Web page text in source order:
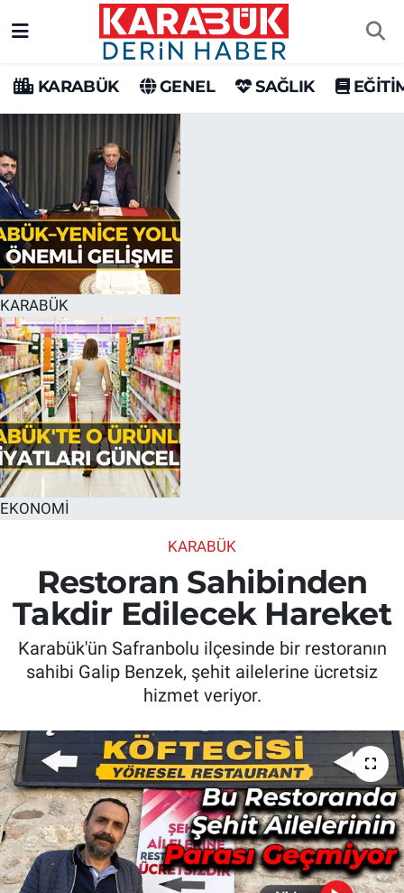
KARABÜK GENEL SAĞLIK
KARABÜK
EKONOMİ
KARABÜK
Restoran Sahibinden
Takdir Edilecek Hareket
Karabük'ün Safranbolu ilçesinde bir restoranın
sahibi Galip Benzek, şehit ailelerine ücretsiz
hizmet veriyor.
Karabük Hava Durumu
Karabük Trafik Yoğunluk Haritası
Süper Lig Puan Durumu ve Fikstür
Tüm Manşetler
Son Dakika Haberleri
Haber Arşivi